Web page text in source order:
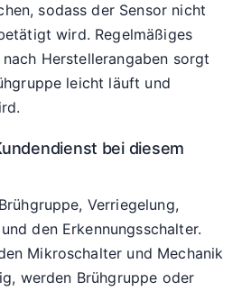
sodass der Sensor nicht
wird. Regelmäßiges
Herstellerangaben sorgt
leicht läuft und
bei diesem
Verriegelung,
den Erkennungsschalter.
Mikroschalter und Mechanik
werden Brühgruppe oder